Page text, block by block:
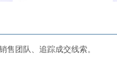
售团队、追踪成交线索。